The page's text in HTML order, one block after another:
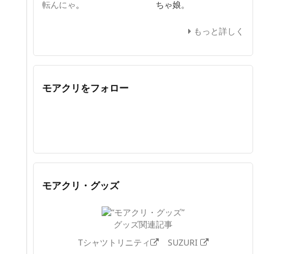
転んにゃ。
ちゃ娘。
もっと詳しく
モアクリをフォロー
モアクリ・グッズ
グッズ関連記事
Tシャツトリニティ
SUZURI